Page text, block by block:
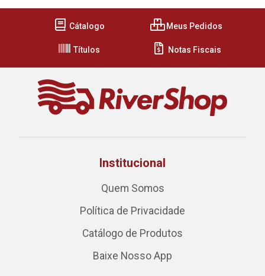
Cátalogo Meus Pedidos
Títulos Notas Fiscais
Institucional
Quem Somos
Política de Privacidade
Catálogo de Produtos
Baixe Nosso App